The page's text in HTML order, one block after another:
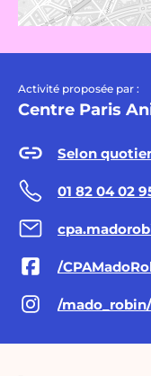
Activité proposée par :
Centre Paris
01 82 04 02
/
/mado_robin/